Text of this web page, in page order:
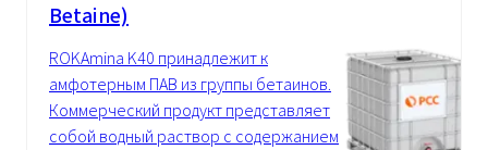
Betaine)
ROKAmina K40 принадлежит к
амфотерным ПАВ из группы бетаинов.
Коммерческий продукт представляет
собой водный раствор с содержанием